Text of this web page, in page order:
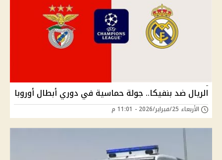
الريال ضد بنفيكا.. جولة حماسية في دوري أبطال أوروبا
الأربعاء 25/فبراير/2026 - 11:01 م